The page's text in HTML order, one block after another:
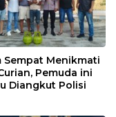
Sempat Menikmati
Pemuda ini
Diangkut Polisi